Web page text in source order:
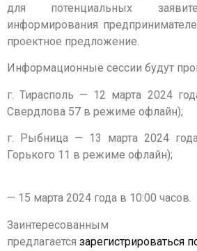
для потенциальных
информирования
проектное предложение.
Информационные сессии будут
г. Тирасполь — 12 марта 2024
Свердлова 57 в режиме офлайн);
г. Рыбница — 13 марта 2024
Горького 11 в режиме офлайн);
Онлайн
— 15 марта 2024 года в 10:00 часов.
Заинтересованным
предлагается зарегистрироваться